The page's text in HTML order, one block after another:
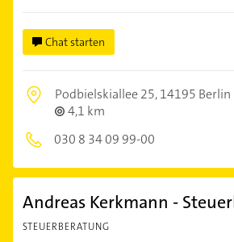
Chat starten
Podbielskiallee 25,14195 Berlin
4,1 km
030 8 34 09 99-00
Andreas Kerkmann -
STEUERBERATUNG